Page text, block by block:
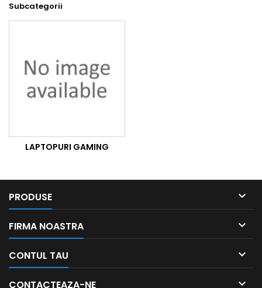
Subcategorii
LAPTOPURI GAMING
PRODUSE 
FIRMA NOASTRA 
CONTUL TAU 
CONTACTEAZA-NE 